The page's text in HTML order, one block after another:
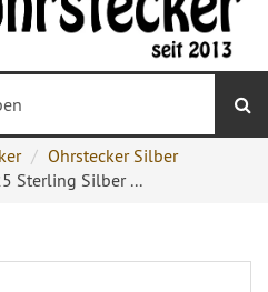
Ohrstecker Silber
Sterling Silber ...